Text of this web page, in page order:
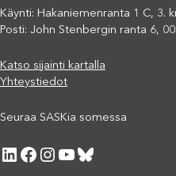
Käynti: Hakaniemenranta 1 C, 3.
Posti: John Stenbergin ranta 6,
Katso sijainti kartalla
Yhteystiedot
Seuraa SASKia somessa
LinkedIn Facebook Instagram YouTube Bluesky